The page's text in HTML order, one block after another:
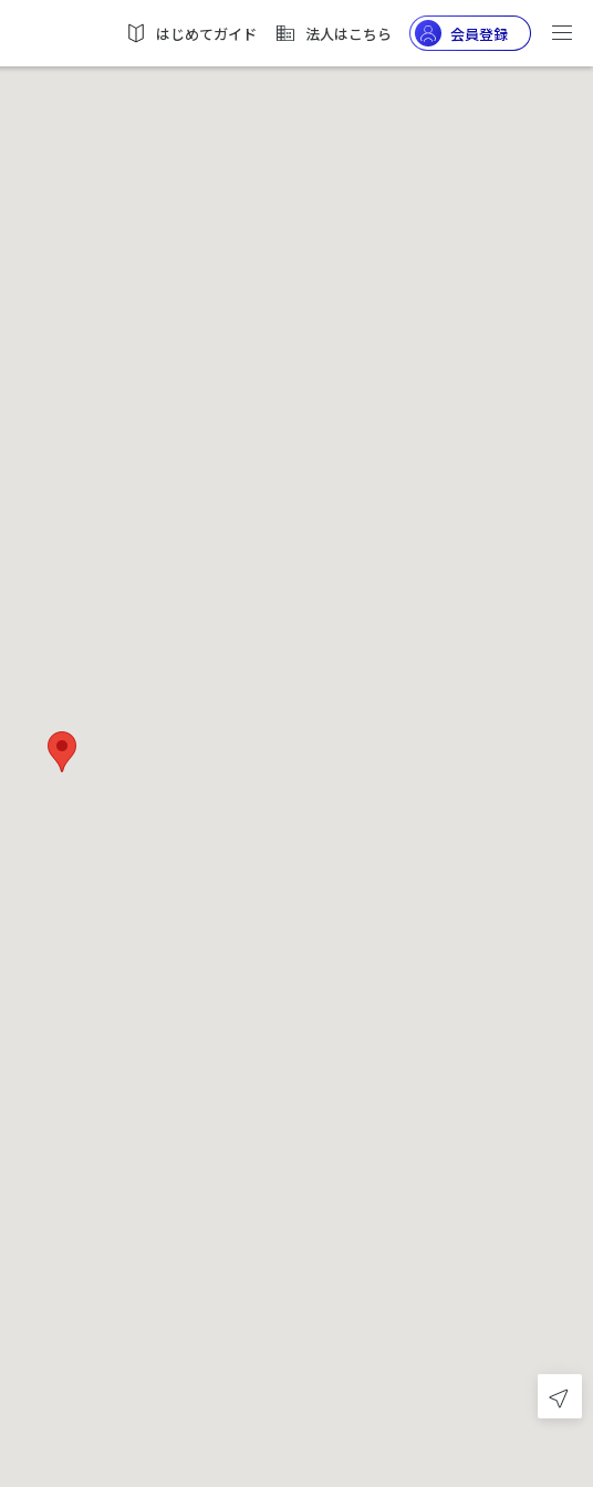
はじめてガイド 法人はこちら 会員登録